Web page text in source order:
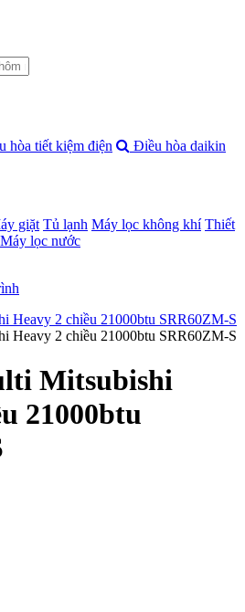
hòa tiết kiệm điện
Điều hòa daikin
giặt Tủ lạnh Máy lọc không khí Thiết
Máy lọc nước
Mitsubishi
21000btu